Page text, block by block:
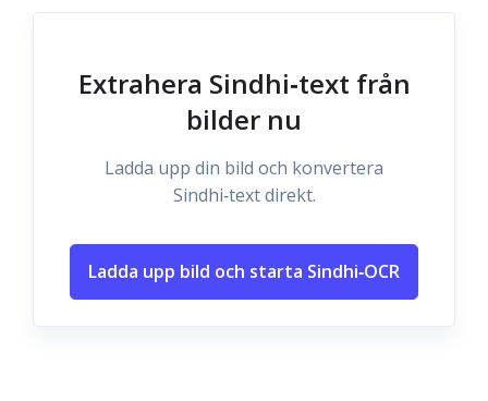
Extrahera Sindhi‑text från
bilder nu
Ladda upp din bild och konvertera
Sindhi‑text direkt.
Ladda upp bild och starta Sindhi‑OCR